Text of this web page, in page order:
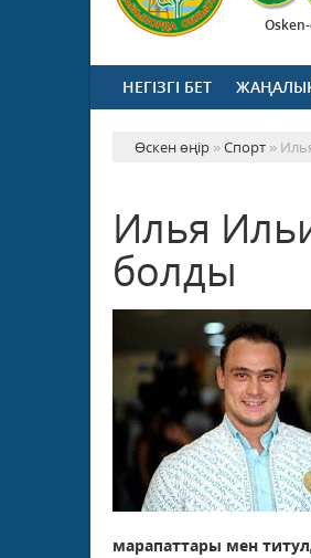
НЕГІЗГІ БЕТ
Өскен өңір »Спорт »
Илья
болды
марапаттары мен